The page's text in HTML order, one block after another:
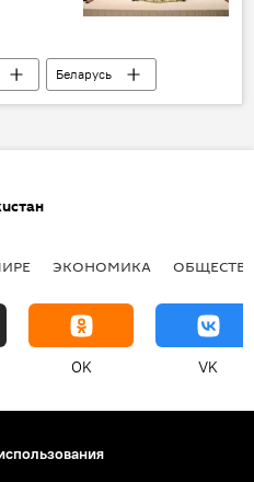
Беларусь
ЭКОНОМИКА
OK VK